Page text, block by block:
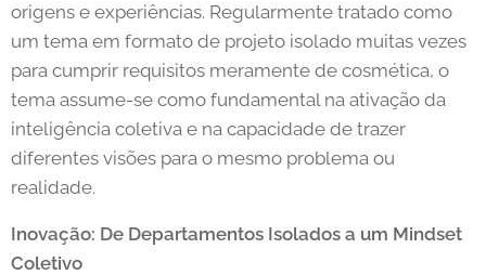
origens e experiências. Regularmente tratado como
um tema em formato de projeto isolado muitas vezes
para cumprir requisitos meramente de cosmética, o
tema assume-se como fundamental na ativação da
inteligência coletiva e na capacidade de trazer
diferentes visões para o mesmo problema ou
realidade.
Inovação: De Departamentos Isolados a um Mindset
Coletivo